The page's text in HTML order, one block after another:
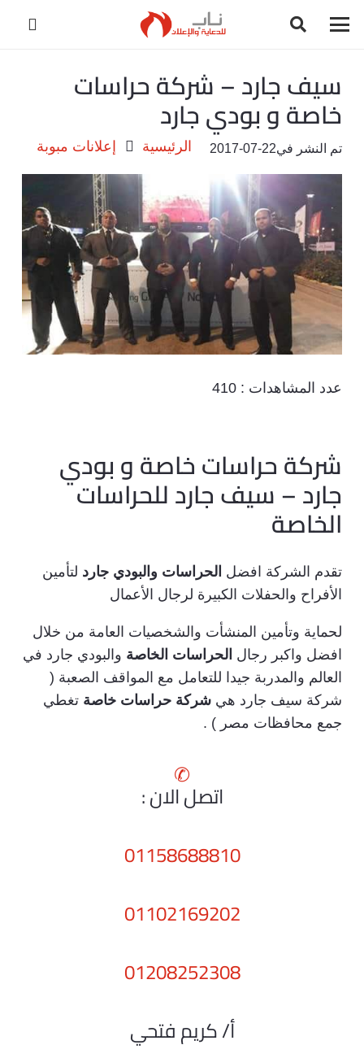
سيف جارد – شركة حراسات
خاصة و بودي جارد
تم النشر في2017-07-22 الرئيسية إعلانات مبوبة
عدد المشاهدات : 410
شركة حراسات خاصة و بودي
جارد – سيف جارد للحراسات
الخاصة
تقدم الشركة افضل الحراسات والبودي جارد لتأمين
الأفراح والحفلات الكبيرة لرجال الأعمال
لحماية وتأمين المنشأت والشخصيات العامة من خلال
افضل واكبر رجال الحراسات الخاصة والبودي جارد في
العالم والمدربة جيدا للتعامل مع المواقف الصعبة (
شركة سيف جارد هي شركة حراسات خاصة تغطي
جمع محافظات مصر ) .
✆
اتصل الان :
01158688810
01102169202
01208252308
أ/ كريم فتحي